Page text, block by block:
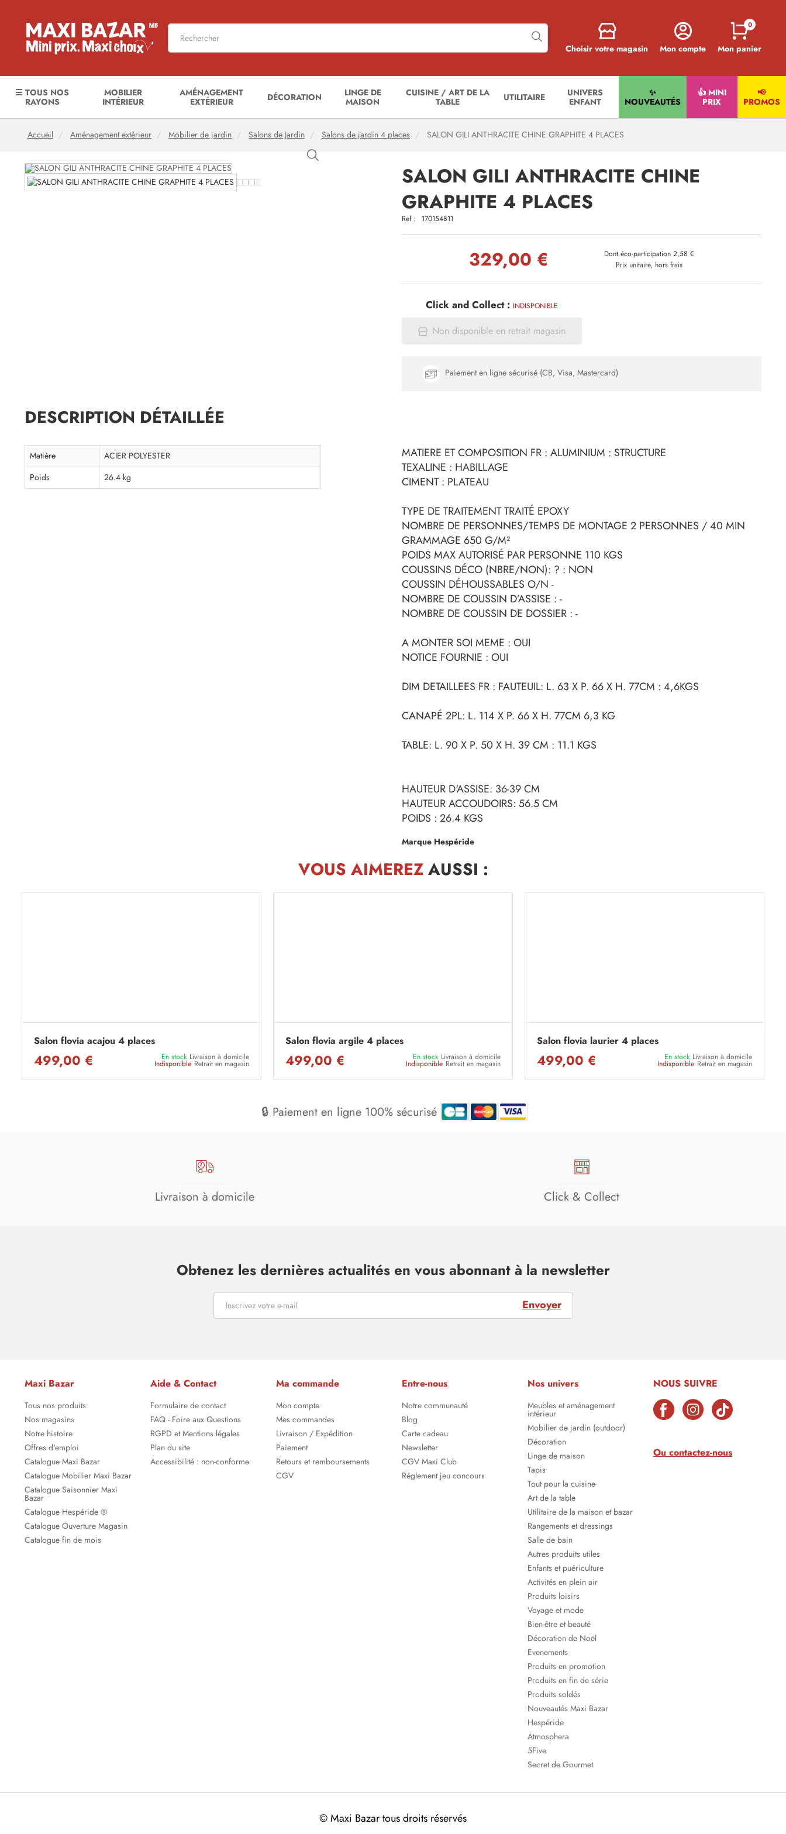
Choisir votre magasin Mon compte Mon panier
0
☰ TOUS NOS
RAYONS
MOBILIER
INTÉRIEUR
AMÉNAGEMENT
EXTÉRIEUR
DÉCORATION
LINGE DE
MAISON
CUISINE / ART DE LA
TABLE
UTILITAIRE
UNIVERS
ENFANT
✨
NOUVEAUTÉS
👍 MINI
PRIX
📢
PROMOS
Accueil Aménagement extérieur Mobilier de jardin Salons de Jardin Salons de jardin 4 places SALON GILI ANTHRACITE CHINE GRAPHITE 4 PLACES
SALON GILI ANTHRACITE CHINE
GRAPHITE 4 PLACES
Ref : 170154811
329,00 €
Dont éco-participation 2,58 €
Prix unitaire, hors frais
Click and Collect : INDISPONIBLE
Non disponible en retrait magasin
Paiement en ligne sécurisé (CB, Visa, Mastercard)
DESCRIPTION DÉTAILLÉE
Matière
ACIER POLYESTER
Poids
26.4 kg
MATIERE ET COMPOSITION FR : ALUMINIUM : STRUCTURE
TEXALINE : HABILLAGE
CIMENT : PLATEAU
TYPE DE TRAITEMENT TRAITÉ EPOXY
NOMBRE DE PERSONNES/TEMPS DE MONTAGE 2 PERSONNES / 40 MIN
GRAMMAGE 650 G/M²
POIDS MAX AUTORISÉ PAR PERSONNE 110 KGS
COUSSINS DÉCO (NBRE/NON): ? : NON
COUSSIN DÉHOUSSABLES O/N -
NOMBRE DE COUSSIN D’ASSISE : -
NOMBRE DE COUSSIN DE DOSSIER : -
A MONTER SOI MEME : OUI
NOTICE FOURNIE : OUI
DIM DETAILLEES FR : FAUTEUIL: L. 63 X P. 66 X H. 77CM : 4,6KGS
CANAPÉ 2PL: L. 114 X P. 66 X H. 77CM 6,3 KG
TABLE: L. 90 X P. 50 X H. 39 CM : 11.1 KGS
HAUTEUR D'ASSISE: 36-39 CM
HAUTEUR ACCOUDOIRS: 56.5 CM
POIDS : 26.4 KGS
Marque Hespéride
VOUS AIMEREZAUSSI :
Salon flovia acajou 4 places
499,00 € En stock Livraison à domicile
Indisponible Retrait en magasin
Salon flovia argile 4 places
499,00 € En stock Livraison à domicile
Indisponible Retrait en magasin
Salon flovia laurier 4 places
499,00 € En stock Livraison à domicile
Indisponible Retrait en magasin
🔒 Paiement en ligne 100% sécurisé
Livraison à domicile Click & Collect
Obtenez les dernières actualités en vous abonnant à la newsletter
Envoyer
Maxi Bazar
Tous nos produits
Nos magasins
Notre histoire
Offres d'emploi
Catalogue Maxi Bazar
Catalogue Mobilier Maxi Bazar
Catalogue Saisonnier Maxi
Bazar
Catalogue Hespéride ®
Catalogue Ouverture Magasin
Catalogue fin de mois
Aide & Contact
Formulaire de contact
FAQ - Foire aux Questions
RGPD et Mentions légales
Plan du site
Accessibilité : non-conforme
Ma commande
Mon compte
Mes commandes
Livraison / Expédition
Paiement
Retours et remboursements
CGV
Entre-nous
Notre communauté
Blog
Carte cadeau
Newsletter
CGV Maxi Club
Réglement jeu concours
Nos univers
Meubles et aménagement
intérieur
Mobilier de jardin (outdoor)
Décoration
Linge de maison
Tapis
Tout pour la cuisine
Art de la table
Utilitaire de la maison et bazar
Rangements et dressings
Salle de bain
Autres produits utiles
Enfants et puériculture
Activités en plein air
Produits loisirs
Voyage et mode
Bien-être et beauté
Décoration de Noël
Evenements
Produits en promotion
Produits en fin de série
Produits soldés
Nouveautés Maxi Bazar
Hespéride
Atmosphera
5Five
Secret de Gourmet
NOUS SUIVRE
Ou contactez-nous
© Maxi Bazar tous droits réservés